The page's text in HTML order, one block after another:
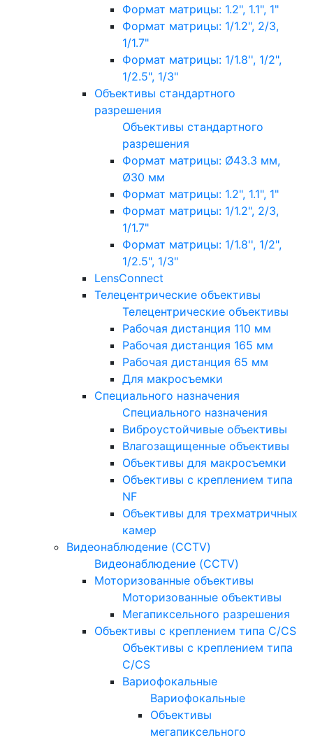
Формат матрицы: 1.2", 1.1", 1"
Формат матрицы: 1/1.2", 2/3,
1/1.7"
Формат матрицы: 1/1.8'', 1/2",
1/2.5", 1/3"
Объективы стандартного
разрешения
Объективы стандартного
разрешения
Формат матрицы: Ø43.3 мм,
Ø30 мм
Формат матрицы: 1.2", 1.1", 1"
Формат матрицы: 1/1.2", 2/3,
1/1.7"
Формат матрицы: 1/1.8'', 1/2",
1/2.5", 1/3"
LensConnect
Телецентрические объективы
Телецентрические объективы
Рабочая дистанция 110 мм
Рабочая дистанция 165 мм
Рабочая дистанция 65 мм
Для макросъемки
Специального назначения
Специального назначения
Виброустойчивые объективы
Влагозащищенные объективы
Объективы для макросъемки
Объективы с креплением типа
NF
Объективы для трехматричных
камер
Видеонаблюдение (CCTV)
Видеонаблюдение (CCTV)
Моторизованные объективы
Моторизованные объективы
Мегапиксельного разрешения
Объективы с креплением типа C/CS
Объективы с креплением типа
C/CS
Вариофокальные
Вариофокальные
Объективы
мегапиксельного